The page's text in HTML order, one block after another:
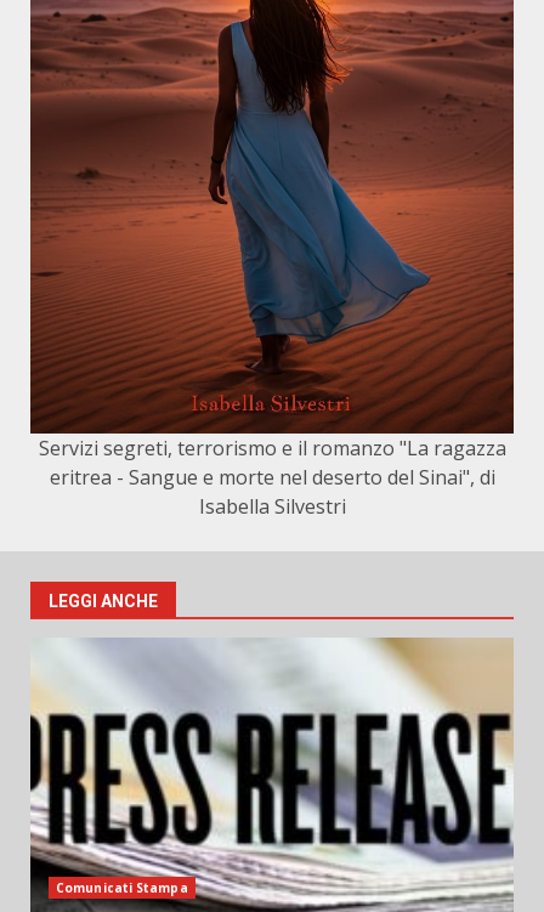
Servizi segreti, terrorismo e il romanzo "La ragazza
eritrea - Sangue e morte nel deserto del Sinai", di
Isabella Silvestri
LEGGI ANCHE
Comunicati Stampa